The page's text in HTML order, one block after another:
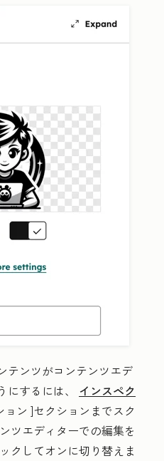
テンツがコンテンツエデ
にするには、 インスペク
ョン ]セクションまでスク
ツエディターでの編集を
クしてオンに切り替えま